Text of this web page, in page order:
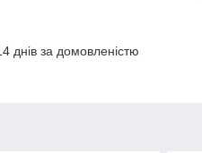
днів за домовленістю